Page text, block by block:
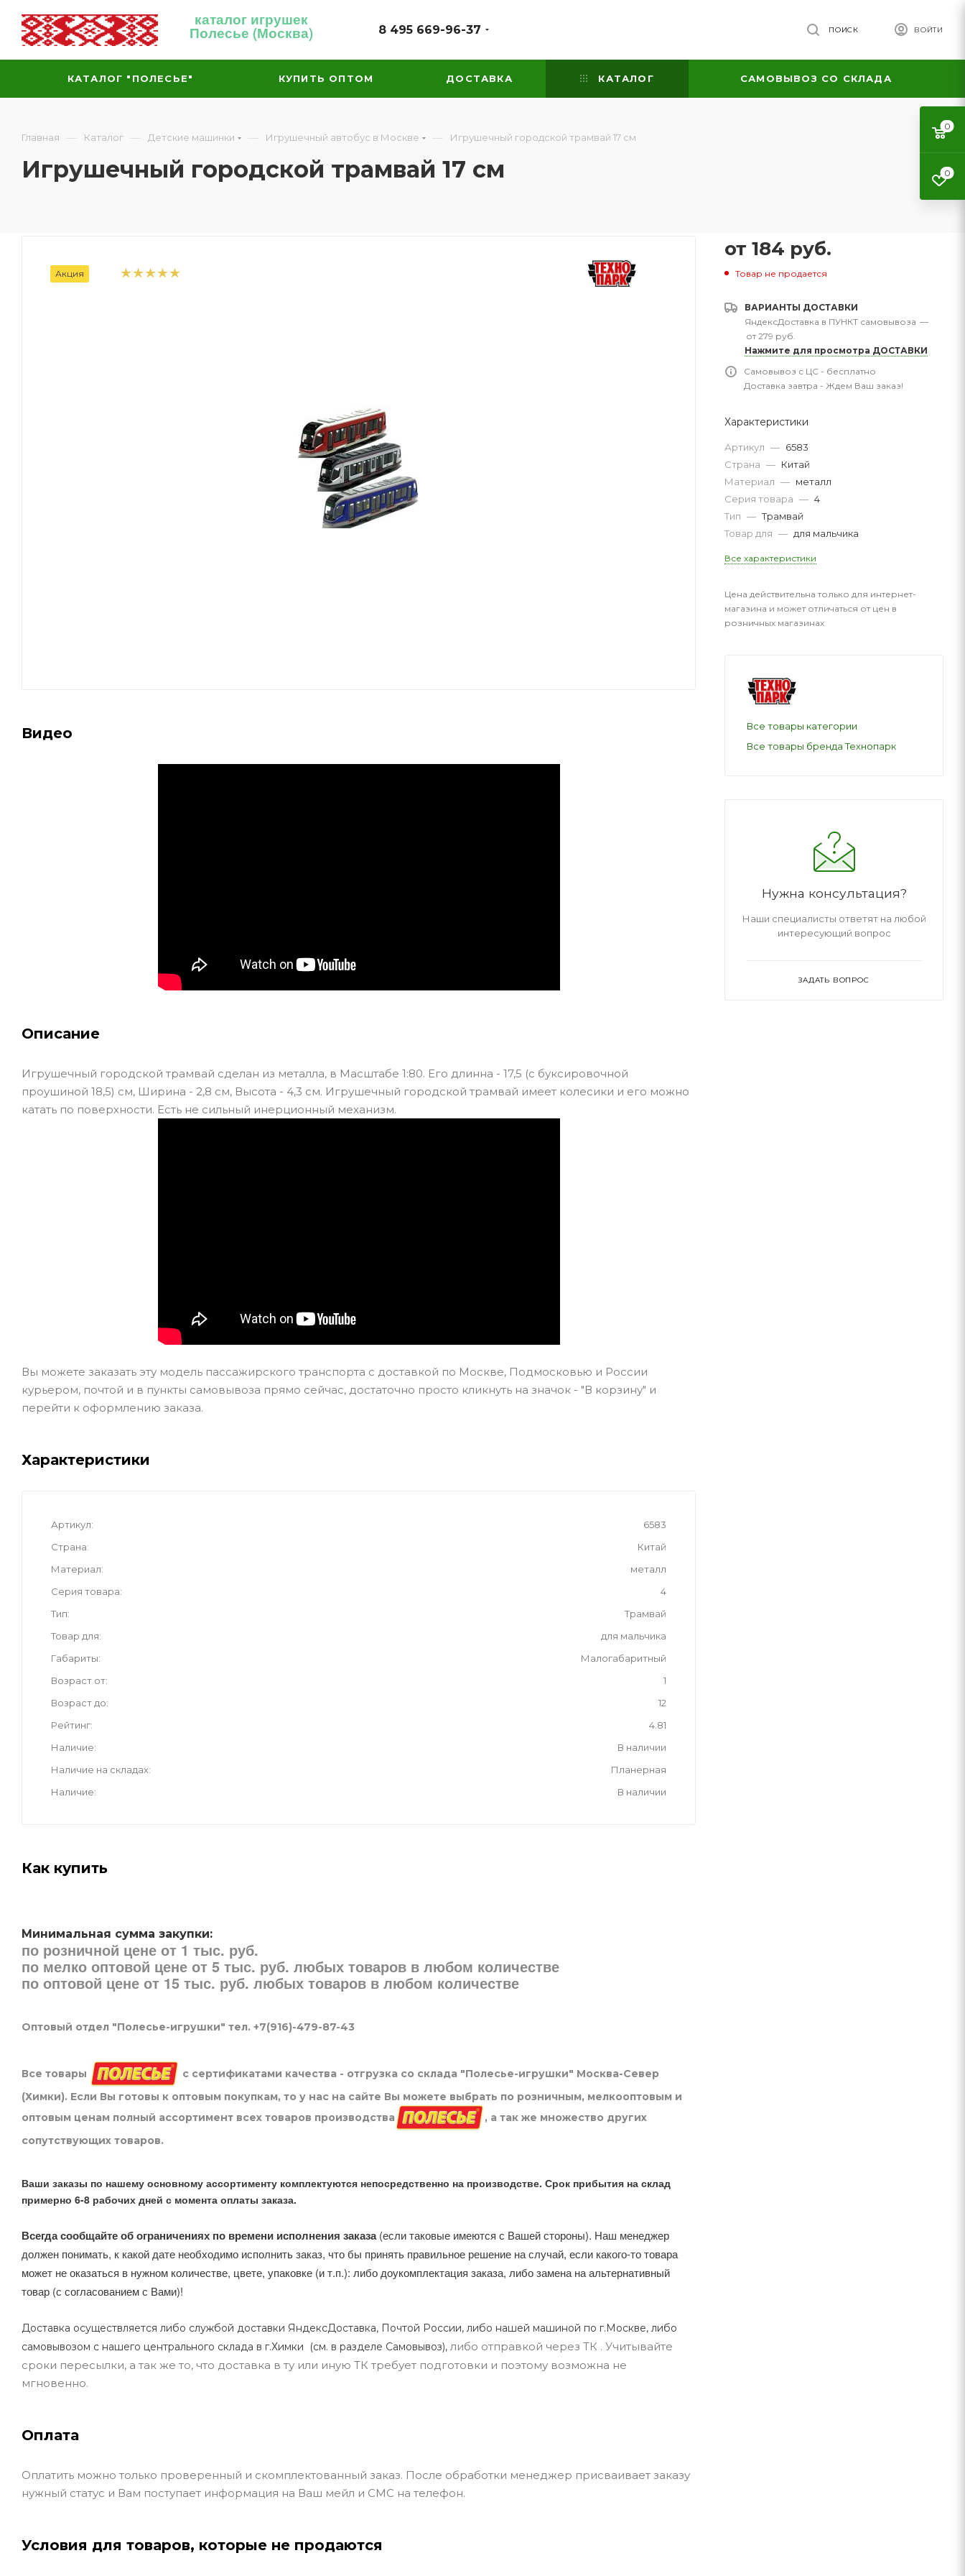
каталог игрушек
Полесье (Москва) 8 495 669-96-37 ВОЙТИ
ПОИСК
КАТАЛОГ "ПОЛЕСЬЕ" КУПИТЬ ОПТОМ ДОСТАВКА КАТАЛОГ САМОВЫВОЗ СО СКЛАДА
Главная — Каталог — Детские машинки — Игрушечный автобус в Москве — Игрушечный городской трамвай 17 см
Игрушечный городской трамвай 17 см
Акция
Видео
Описание
Игрушечный городской трамвай сделан из металла, в Масштабе 1:80. Его длинна - 17,5 (с буксировочной
проушиной 18,5) см, Ширина - 2,8 см, Высота - 4,3 см. Игрушечный городской трамвай имеет колесики и его можно
катать по поверхности. Есть не сильный инерционный механизм.
Вы можете заказать эту модель пассажирского транспорта с доставкой по Москве, Подмосковью и России
курьером, почтой и в пункты самовывоза прямо сейчас, достаточно просто кликнуть на значок - "В корзину" и
перейти к оформлению заказа.
Характеристики
Артикул
6583
Страна
Китай
Материал
металл
Серия товара
4
Тип
Трамвай
Товар для
для мальчика
Габариты
Малогабаритный
Возраст от
1
Возраст до
12
Рейтинг
4.81
Наличие
В наличии
Наличие на складах
Планерная
Наличие
В наличии
Как купить
Минимальная сумма закупки:
по розничной цене от 1 тыс. руб.
по мелко оптовой цене от 5 тыс. руб. любых товаров в любом количестве
по оптовой цене от 15 тыс. руб. любых товаров в любом количестве
Оптовый отдел "Полесье-игрушки" тел. +7(916)-479-87-43
Все товары
с сертификатами качества - отгрузка со склада "Полесье-игрушки" Москва-Север
(Химки). Если Вы готовы к оптовым покупкам, то у нас на сайте Вы можете выбрать по розничным, мелкооптовым и
оптовым ценам полный ассортимент всех товаров производства
, а так же множество других
сопутствующих товаров.
Ваши заказы по нашему основному ассортименту комплектуются непосредственно на производстве. Срок прибытия на склад
примерно 6-8 рабочих дней с момента оплаты заказа.
Всегда сообщайте об ограничениях по времени исполнения заказа(если таковые имеются с Вашей стороны). Наш менеджер
должен понимать, к какой дате необходимо исполнить заказ, что бы принять правильное решение на случай, если какого-то товара
может не оказаться в нужном количестве, цвете, упаковке (и т.п.): либо доукомплектация заказа, либо замена на альтернативный
товар (с согласованием с Вами)!
Доставка осуществляется либо службой доставки ЯндексДоставка, Почтой России, либо нашей машиной по г.Москве, либо
самовывозом с нашего центрального склада в г.Химки (см. в разделе Самовывоз), либо отправкой через ТК . Учитывайте
сроки пересылки, а так же то, что доставка в ту или иную ТК требует подготовки и поэтому возможна не
мгновенно.
Оплата
Оплатить можно только проверенный и скомплектованный заказ. После обработки менеджер присваивает заказу
нужный статус и Вам поступает информация на Ваш мейл и СМС на телефон.
Условия для товаров, которые не продаются
от 184 руб.
Товар не продается
ВАРИАНТЫ ДОСТАВКИ
ЯндексДоставка в ПУНКТ самовывоза —
от 279 руб.
Нажмите для просмотра ДОСТАВКИ
Самовывоз с ЦС - бесплатно
Доставка завтра - Ждем Ваш заказ!
Характеристики
Артикул — 6583
Страна — Китай
Материал — металл
Серия товара — 4
Тип — Трамвай
Товар для — для мальчика
Все характеристики
Цена действительна только для интернет-
магазина и может отличаться от цен в
розничных магазинах
Все товары категории
Все товары бренда Технопарк
Нужна консультация?
Наши специалисты ответят на любой
интересующий вопрос
ЗАДАТЬ ВОПРОС
0
0